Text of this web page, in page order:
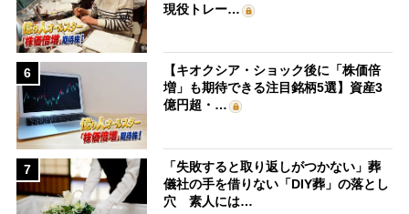
現役トレー…
6
【キオクシア・ショック後に「株価倍
増」も期待できる注目銘柄5選】資産3
億円超・…
7
「失敗すると取り返しがつかない」葬
儀社の手を借りない「DIY葬」の落とし
穴 素人には…